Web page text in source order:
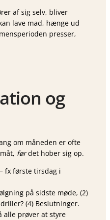
af sig selv, bliver
lave mad, hænge ud
presser,
og
om måneden er ofte
førdet hober sig op.
– fx første tirsdag i
på sidste møde, (2)
(4) Beslutninger.
alle prøver at styre